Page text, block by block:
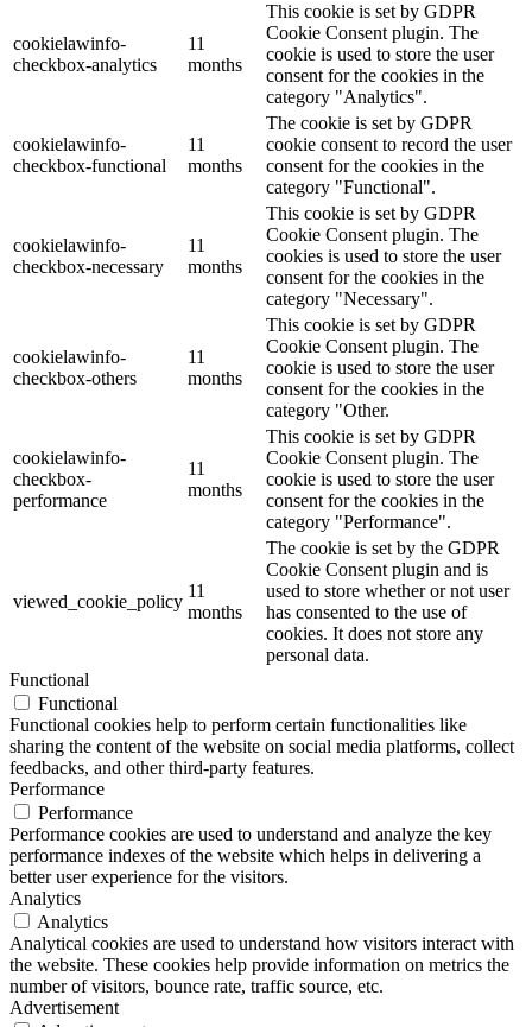
cookielawinfo-
checkbox-analytics
11
months
This cookie is set by GDPR
Cookie Consent plugin. The
cookie is used to store the user
consent for the cookies in the
category "Analytics".
cookielawinfo-
checkbox-functional
11
months
The cookie is set by GDPR
cookie consent to record the user
consent for the cookies in the
category "Functional".
cookielawinfo-
checkbox-necessary
11
months
This cookie is set by GDPR
Cookie Consent plugin. The
cookies is used to store the user
consent for the cookies in the
category "Necessary".
cookielawinfo-
checkbox-others
11
months
This cookie is set by GDPR
Cookie Consent plugin. The
cookie is used to store the user
consent for the cookies in the
category "Other.
cookielawinfo-
checkbox-
performance
11
months
This cookie is set by GDPR
Cookie Consent plugin. The
cookie is used to store the user
consent for the cookies in the
category "Performance".
viewed_cookie_policy
11
months
The cookie is set by the GDPR
Cookie Consent plugin and is
used to store whether or not user
has consented to the use of
cookies. It does not store any
personal data.
Functional
Functional
Functional cookies help to perform certain functionalities like
sharing the content of the website on social media platforms, collect
feedbacks, and other third-party features.
Performance
Performance
Performance cookies are used to understand and analyze the key
performance indexes of the website which helps in delivering a
better user experience for the visitors.
Analytics
Analytics
Analytical cookies are used to understand how visitors interact with
the website. These cookies help provide information on metrics the
number of visitors, bounce rate, traffic source, etc.
Advertisement